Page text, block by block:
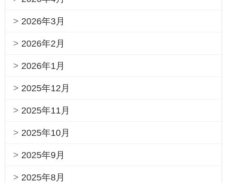
2026年3月
2026年2月
2026年1月
2025年12月
2025年11月
2025年10月
2025年9月
2025年8月